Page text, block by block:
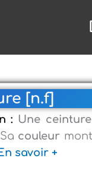
[n.f]
: Une
couleur
savoir +